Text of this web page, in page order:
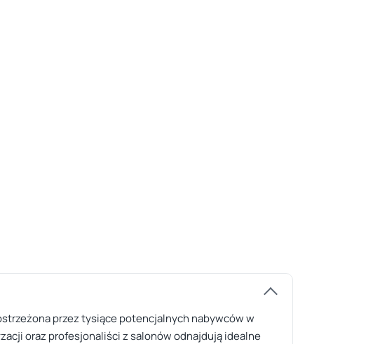
przez tysiące potencjalnych nabywców w
oraz profesjonaliści z salonów odnajdują idealne